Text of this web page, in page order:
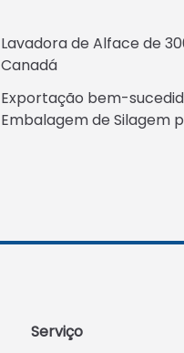
Lavadora de Alface de
Canadá
Exportação bem-
Embalagem de Silagem
Serviço